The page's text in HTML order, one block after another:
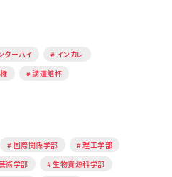
ターハイ
インカレ
講道館杯
国際関係学部
理工学部
術学部
生物資源科学部